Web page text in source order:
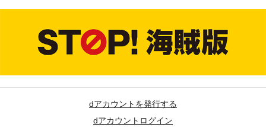
dアカウントを発行する
dアカウントログイン